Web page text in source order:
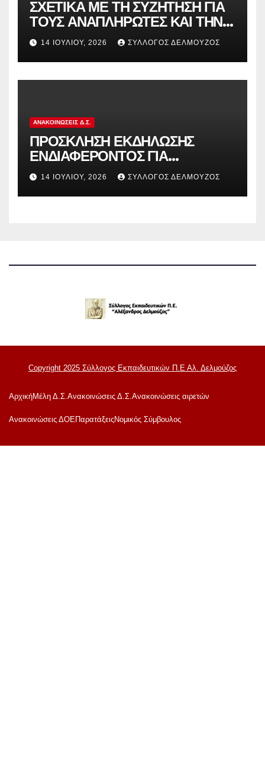
ΣΧΕΤΙΚΑ ΜΕ ΤΗ ΣΥΖΗΤΗΣΗ ΓΙΑ
ΤΟΥΣ ΑΝΑΠΛΗΡΩΤΕΣ ΚΑΙ ΤΗΝ
ΠΑΡΑΠΟΜΠΗ ΤΗΣ ΕΛΛΑΔΑΣ
ΣΤΟ ΕΥΡΩΠΑΪΚΟ ΔΙΚΑΣΤΗΡΙΟ
14 ΙΟΥΛΊΟΥ, 2026 ΣΎΛΛΟΓΟΣ ΔΕΛΜΟΎΖΟΣ
ΑΝΑΚΟΙΝΏΣΕΙΣ Δ.Σ.
ΠΡΟΣΚΛΗΣΗ ΕΚΔΗΛΩΣΗΣ
ΕΝΔΙΑΦΕΡΟΝΤΟΣ ΓΙΑ
ΚΑΤΑΣΚΗΝΩΣΕΙΣ ΔΟΕ
14 ΙΟΥΛΊΟΥ, 2026 ΣΎΛΛΟΓΟΣ ΔΕΛΜΟΎΖΟΣ
Copyright 2025 Σύλλογος Εκπαιδευτικών Π.Ε Αλ. Δελμούζος
ΑρχικήΜέλη Δ.Σ.Ανακοινώσεις Δ.Σ.Ανακοινώσεις αιρετών
Ανακoινώσεις ΔΟΕΠαρατάξειςΝομικός Σύμβουλος